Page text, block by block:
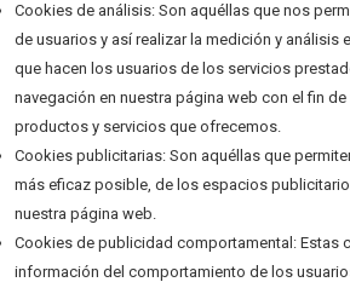
Cookies de análisis: Son aquéllas que nos
de usuarios y así realizar la medición y análisis
que hacen los usuarios de los servicios
navegación en nuestra página web con el fin
productos y servicios que ofrecemos.
Cookies publicitarias: Son aquéllas que
más eficaz posible, de los espacios
nuestra página web.
Cookies de publicidad comportamental: Estas
información del comportamiento de los